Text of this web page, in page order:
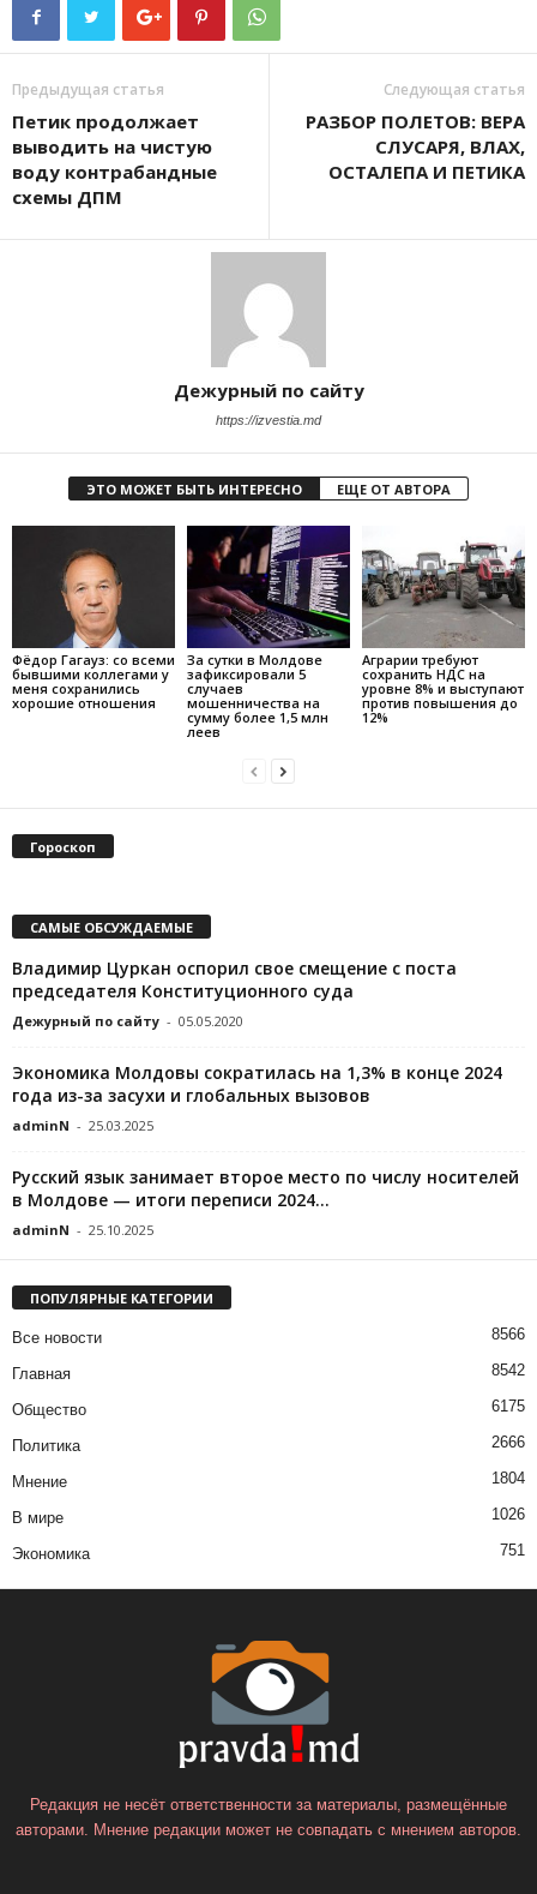
Предыдущая статья
Петик продолжает
выводить на чистую
воду контрабандные
схемы ДПМ
Следующая статья
РАЗБОР ПОЛЕТОВ: ВЕРА
СЛУСАРЯ, ВЛАХ,
ОСТАЛЕПА И ПЕТИКА
Дежурный по сайту
https://izvestia.md
ЭТО МОЖЕТ БЫТЬ ИНТЕРЕСНО ЕЩЕ ОТ АВТОРА
Фёдор Гагауз: со всеми
бывшими коллегами у
меня сохранились
хорошие отношения
За сутки в Молдове
зафиксировали 5
случаев
мошенничества на
сумму более 1,5 млн
леев
Аграрии требуют
сохранить НДС на
уровне 8% и выступают
против повышения до
12%
Гороскоп
САМЫЕ ОБСУЖДАЕМЫЕ
Владимир Цуркан оспорил свое смещение с поста
председателя Конституционного суда
Дежурный по сайту - 05.05.2020
Экономика Молдовы сократилась на 1,3% в конце 2024
года из-за засухи и глобальных вызовов
adminN - 25.03.2025
Русский язык занимает второе место по числу носителей
в Молдове — итоги переписи 2024...
adminN - 25.10.2025
ПОПУЛЯРНЫЕ КАТЕГОРИИ
Все новости 8566
Главная 8542
Общество 6175
Политика 2666
Мнение 1804
В мире 1026
Экономика 751
Редакция не несёт ответственности за материалы, размещённые
авторами. Мнение редакции может не совпадать с мнением авторов.